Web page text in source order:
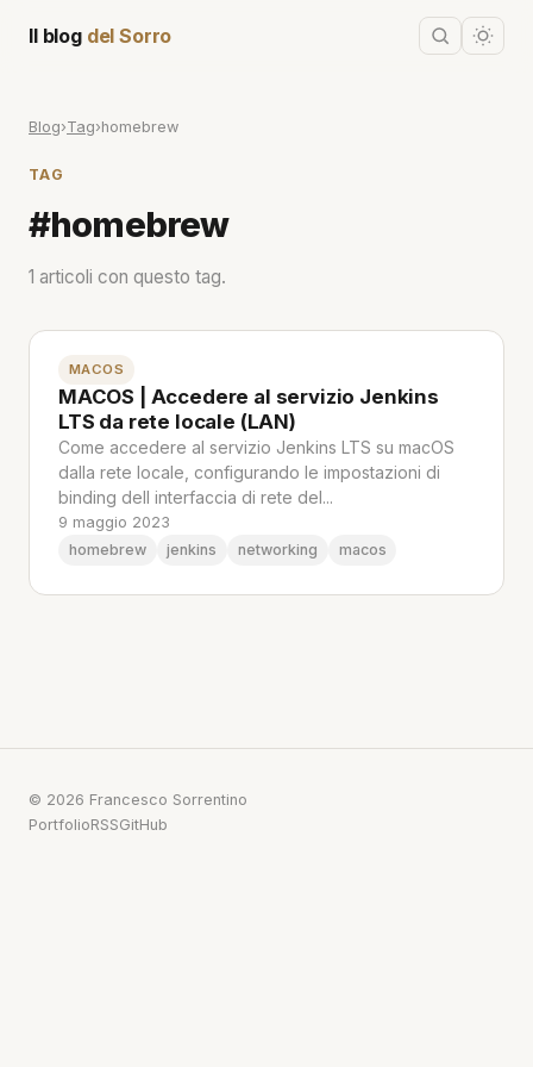
Il blog del Sorro
Blog›Tag›homebrew
TAG
#homebrew
1 articoli con questo tag.
MACOS
MACOS | Accedere al servizio Jenkins
LTS da rete locale (LAN)
Come accedere al servizio Jenkins LTS su macOS
dalla rete locale, configurando le impostazioni di
binding dell interfaccia di rete del...
9 maggio 2023
homebrew
jenkins networking macos
© 2026 Francesco Sorrentino
PortfolioRSSGitHub